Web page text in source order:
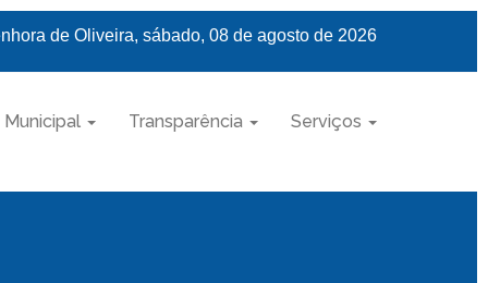
de Oliveira, sábado, 08 de agosto de 2026
Transparência Serviços